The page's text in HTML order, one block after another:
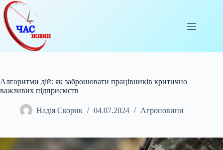
Перейти
до
вмісту
Алгоритми дій: як забронювати працівників критично
важливих підприємств
Надія Скорик 04.07.2024 Агроновини